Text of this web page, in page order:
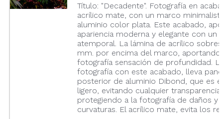
Título: "Decadente". Fotografía en
acrílico mate, con un marco
aluminio color plata. Este acabado,
apariencia moderna y elegante con un
atemporal. La lámina de acrílico
mm. por encima del marco, aportando
fotografía sensación de profundidad.
fotografía con este acabado, lleva
posterior de aluminio Dibond, que es
ligero, evitando cualquier
protegiendo a la fotografía de daños y
curvaturas. El acrílico mate, evita los